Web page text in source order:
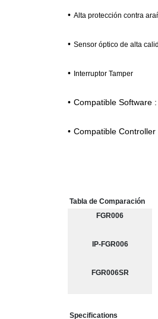
• Alta protección contra
• Sensor óptico de alta
• Interruptor Tamper
• Compatible Software
• Compatible Controller
Tabla de Comparación
FGR006
IP-FGR006
FGR006SR
Specifications